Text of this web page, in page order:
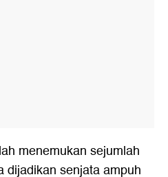
menemukan sejumlah
dijadikan senjata ampuh